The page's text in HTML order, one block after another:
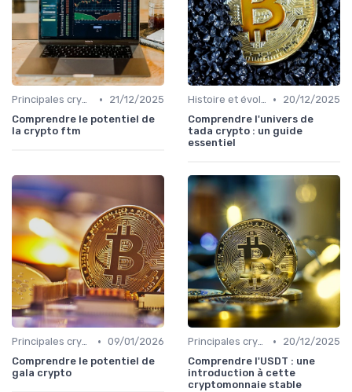
Principales cryptomonnaies pour l'investissement •
21/12/2025
Comprendre le potentiel de
la crypto ftm
Histoire et évolution du marché des cryptos •
20/12/2025
Comprendre l'univers de
tada crypto : un guide
essentiel
Principales cryptomonnaies pour l'investissement • 09/01/2026
Comprendre le potentiel de
gala crypto
Principales cryptomonnaies pour l'investissement •
20/12/2025
Comprendre l'USDT : une
introduction à cette
cryptomonnaie stable